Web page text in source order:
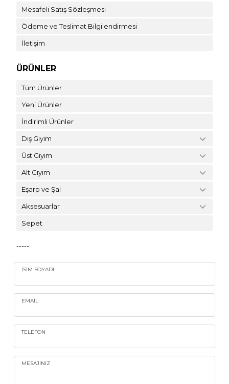
Mesafeli Satış Sözleşmesi
Ödeme ve Teslimat Bilgilendirmesi
İletişim
ÜRÜNLER
Tüm Ürünler
Yeni Ürünler
İndirimli Ürünler
Dış Giyim
Üst Giyim
Alt Giyim
Eşarp ve Şal
Aksesuarlar
Sepet
-----
İSIM SOYADI
EMAIL
TELEFON
MESAJINIZ